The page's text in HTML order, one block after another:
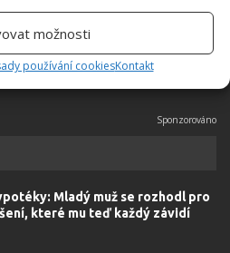
možnosti
používání cookiesKontakt
STAVBA ÚŘADY
Mladý muž se rozhodl pro
které mu teď každý závidí